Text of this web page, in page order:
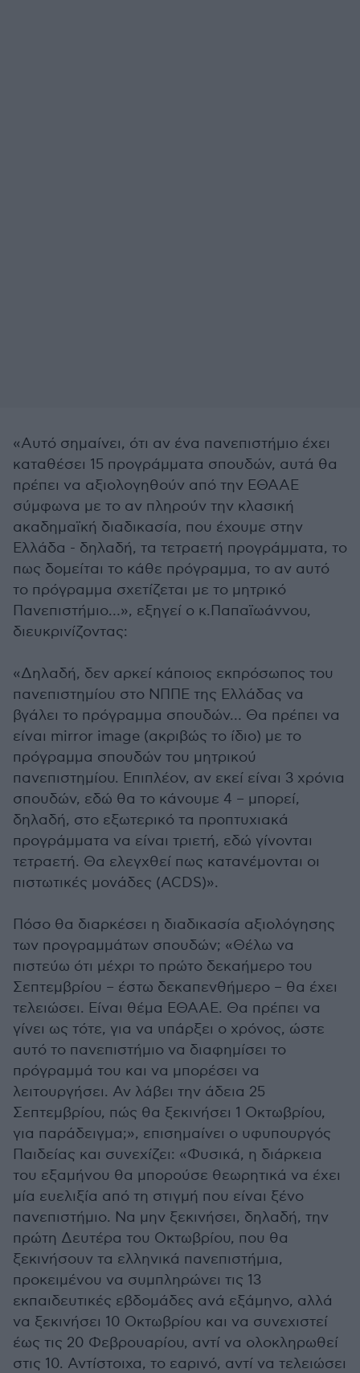
«Αυτό σημαίνει, ότι αν ένα πανεπιστήμιο έχει
καταθέσει 15 προγράμματα σπουδών, αυτά θα
πρέπει να αξιολογηθούν από την ΕΘΑΑΕ
σύμφωνα με το αν πληρούν την κλασική
ακαδημαϊκή διαδικασία, που έχουμε στην
Ελλάδα - δηλαδή, τα τετραετή προγράμματα, το
πως δομείται το κάθε πρόγραμμα, το αν αυτό
το πρόγραμμα σχετίζεται με το μητρικό
Πανεπιστήμιο…», εξηγεί ο κ.Παπαϊωάννου,
διευκρινίζοντας:
«Δηλαδή, δεν αρκεί κάποιος εκπρόσωπος του
πανεπιστημίου στο ΝΠΠΕ της Ελλάδας να
βγάλει το πρόγραμμα σπουδών… Θα πρέπει να
είναι mirror image (ακριβώς το ίδιο) με το
πρόγραμμα σπουδών του μητρικού
πανεπιστημίου. Επιπλέον, αν εκεί είναι 3 χρόνια
σπουδών, εδώ θα το κάνουμε 4 – μπορεί,
δηλαδή, στο εξωτερικό τα προπτυχιακά
προγράμματα να είναι τριετή, εδώ γίνονται
τετραετή. Θα ελεγχθεί πως κατανέμονται οι
πιστωτικές μονάδες (ACDS)».
Πόσο θα διαρκέσει η διαδικασία αξιολόγησης
των προγραμμάτων σπουδών; «Θέλω να
πιστεύω ότι μέχρι το πρώτο δεκαήμερο του
Σεπτεμβρίου – έστω δεκαπενθήμερο – θα έχει
τελειώσει. Είναι θέμα ΕΘΑΑΕ. Θα πρέπει να
γίνει ως τότε, για να υπάρξει ο χρόνος, ώστε
αυτό το πανεπιστήμιο να διαφημίσει το
πρόγραμμά του και να μπορέσει να
λειτουργήσει. Αν λάβει την άδεια 25
Σεπτεμβρίου, πώς θα ξεκινήσει 1 Οκτωβρίου,
για παράδειγμα;», επισημαίνει ο υφυπουργός
Παιδείας και συνεχίζει: «Φυσικά, η διάρκεια
του εξαμήνου θα μπορούσε θεωρητικά να έχει
μία ευελιξία από τη στιγμή που είναι ξένο
πανεπιστήμιο. Να μην ξεκινήσει, δηλαδή, την
πρώτη Δευτέρα του Οκτωβρίου, που θα
ξεκινήσουν τα ελληνικά πανεπιστήμια,
προκειμένου να συμπληρώνει τις 13
εκπαιδευτικές εβδομάδες ανά εξάμηνο, αλλά
να ξεκινήσει 10 Οκτωβρίου και να συνεχιστεί
έως τις 20 Φεβρουαρίου, αντί να ολοκληρωθεί
στις 10. Αντίστοιχα, το εαρινό, αντί να τελειώσει